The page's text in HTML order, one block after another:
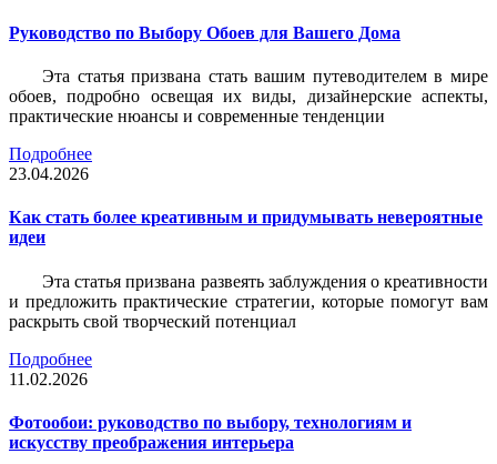
Руководство по Выбору Обоев для Вашего Дома
Эта статья призвана стать вашим путеводителем в мире
обоев, подробно освещая их виды, дизайнерские аспекты,
практические нюансы и современные тенденции
Подробнее
23.04.2026
Как стать более креативным и придумывать невероятные
идеи
Эта статья призвана развеять заблуждения о креативности
и предложить практические стратегии, которые помогут вам
раскрыть свой творческий потенциал
Подробнее
11.02.2026
Фотообои: руководство по выбору, технологиям и
искусству преображения интерьера